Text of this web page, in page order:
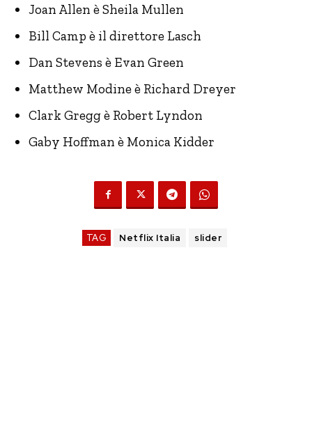
Joan Allen è Sheila Mullen
Bill Camp è il direttore Lasch
Dan Stevens è Evan Green
Matthew Modine è Richard Dreyer
Clark Gregg è Robert Lyndon
Gaby Hoffman è Monica Kidder
TAG Netflix Italia slider